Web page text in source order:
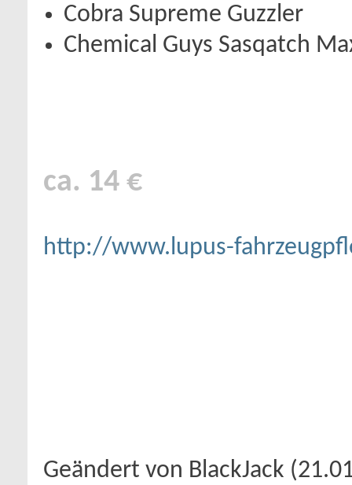
Cobra Supreme Guzzler
Chemical Guys Sasqatch
ca. 14 €
http://www.lupus-
Geändert von BlackJack